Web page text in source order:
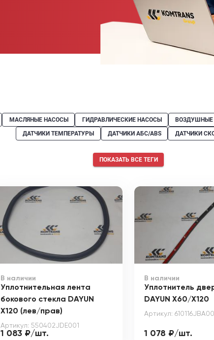
МАСЛЯНЫЕ НАСОСЫ ГИДРАВЛИЧЕСКИЕ НАСОСЫ ВОЗДУШНЫЕ
ДАТЧИКИ ТЕМПЕРАТУРЫ
ДАТЧИКИ АБС/ABS ДАТЧИКИ
ПОКАЗАТЬ ВСЕ ТЕГИ
В наличии
Уплотнительная лента
бокового стекла DAYUN
X120 (лев/прав)
Артикул: 550402JDE001
1 083 ₽/шт.
В наличии
Уплотнитель
DAYUN X60/X120
Артикул:
1 078 ₽/шт.